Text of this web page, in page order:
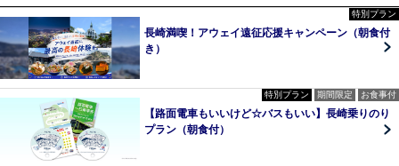
特別プラン
長崎満喫！アウェイ遠征応援キャンペーン（朝食付
き）
特別プラン 期間限定 お食事付
【路面電車もいいけど☆バスもいい】長崎乗りのり
プラン（朝食付）